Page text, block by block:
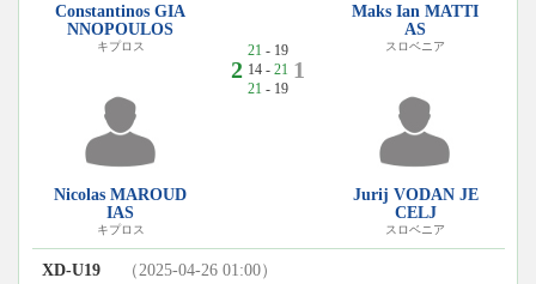
Constantinos GIA
NNOPOULOS
キプロス
Nicolas MAROUD
IAS
キプロス
2
21 - 19
14 - 21
21 - 19
1
Maks Ian MATTI
AS
スロベニア
Jurij VODAN JE
CELJ
スロベニア
XD-U19 （2025-04-26 01:00）